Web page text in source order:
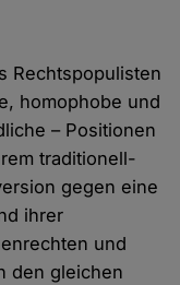
Rechtspopulisten
homophobe und
– Positionen
traditionell-
gegen eine
ihrer
und
den gleichen